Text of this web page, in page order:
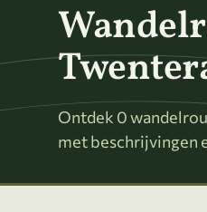
Ontdek 0
met beschrijvingen